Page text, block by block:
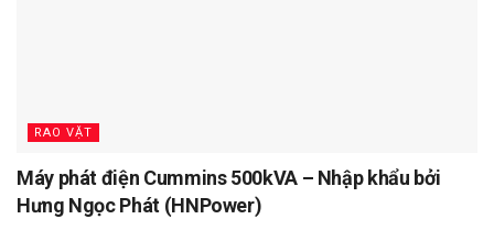
RAO VẶT
Máy phát điện Cummins 500kVA – Nhập khẩu bởi
Hưng Ngọc Phát (HNPower)